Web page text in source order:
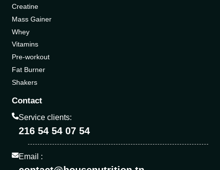
Creatine
Mass Gainer
Whey
Vitamins
Pre-workout
Fat Burner
Shakers
Contact
Service clients:
216 54 54 07 54
Email :